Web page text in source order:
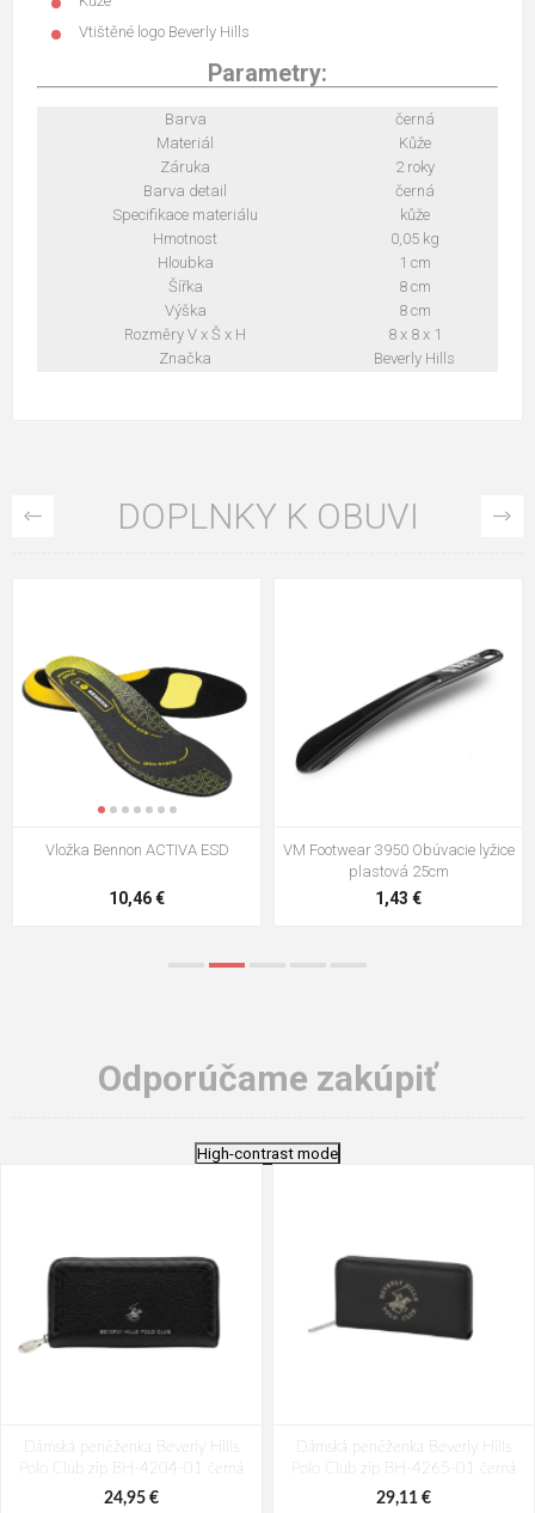
Vtištěné logo Beverly Hills
Parametry:
Barva
černá
Materiál
Kůže
Záruka
2 roky
Barva detail
černá
Specifikace materiálu
kůže
Hmotnost
0,05 kg
Hloubka
1 cm
Šířka
8 cm
Výška
8 cm
Rozměry V x Š x H
8 x 8 x 1
Značka
Beverly Hills
DOPLNKY K OBUVI
VM Footwear 3950 Obúvacie lyžice
1,43 €
VM Footwear 3009 Vkladacia
stielka
5,21 €
Odporúčame zakúpiť
High-contrast mode
Dámská peněženka Beverly Hills
Polo Club zip BH-4204-01 černá
24,95 €
Dámská peněženka Beverly Hills
Polo Club zip BH-4265-01 černá
29,11 €